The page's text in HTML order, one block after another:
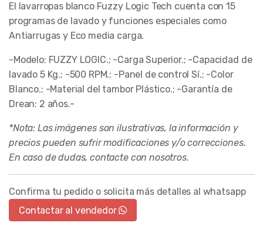
El lavarropas blanco Fuzzy Logic Tech cuenta con 15
programas de lavado y funciones especiales como
Antiarrugas y Eco media carga.
-Modelo: FUZZY LOGIC.; -Carga Superior.; -Capacidad de
lavado 5 Kg.; -500 RPM.; -Panel de control Sí.; -Color
Blanco.; -Material del tambor Plástico.; -Garantía de
Drean: 2 años.-
*Nota: Las imágenes son ilustrativas, la información y
precios pueden sufrir modificaciones y/o correcciones.
En caso de dudas, contacte con nosotros.
Confirma tu pedido o solicita más detalles al whatsapp
Contactar al vendedor